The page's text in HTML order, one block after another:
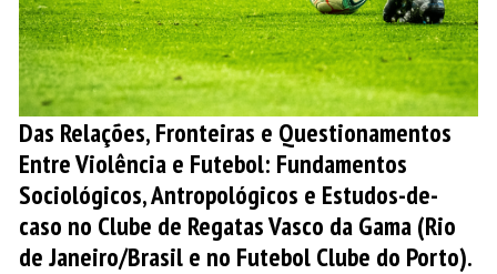
Das Relações, Fronteiras e Questionamentos
Entre Violência e Futebol: Fundamentos
Sociológicos, Antropológicos e Estudos-de-
caso no Clube de Regatas Vasco da Gama (Rio
de Janeiro/Brasil e no Futebol Clube do Porto).